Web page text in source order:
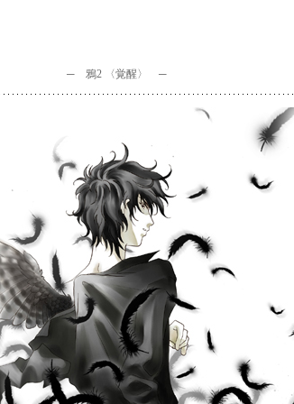
─ 鴉2 〈覚醒〉 ─